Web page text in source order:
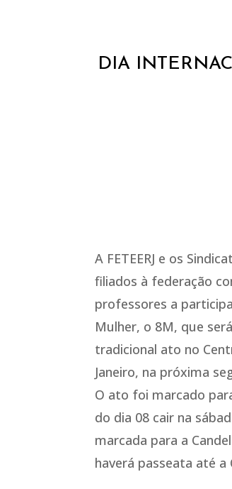
DIA
A FETEERJ e os
filiados à federação
professores a
Mulher, o 8M, que
tradicional ato no
Janeiro, na próxima
O ato foi marcado
do dia 08 cair na
marcada para a
haverá passeata até a